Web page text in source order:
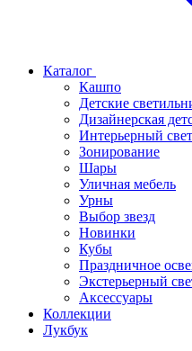
Каталог
Кашпо
Детские
Дизайнерская
Интерьерный свет
Зонирование
Шары
Уличная мебель
Урны
Выбор звезд
Новинки
Кубы
Праздничное
Экстерьерный
Аксессуары
Коллекции
Лукбук